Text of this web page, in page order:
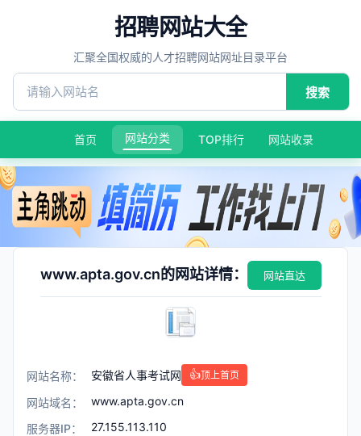
招聘网站大全
汇聚全国权威的人才招聘网站网址目录平台
搜索
首页 网站分类 TOP排行 网站收录
www.apta.gov.cn的网站详情： 网站直达
网站名称： 安徽省人事考试网 👍顶上首页
网站域名：
www.apta.gov.cn
服务器IP：
27.155.113.110